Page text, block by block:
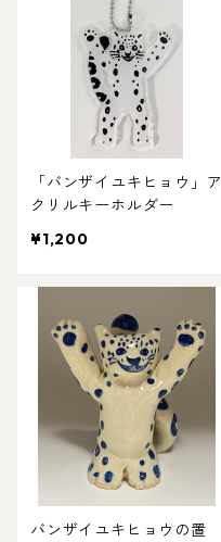
「バンザイユキヒョウ」ア
クリルキーホルダー
¥1,200
バンザイユキヒョウの置